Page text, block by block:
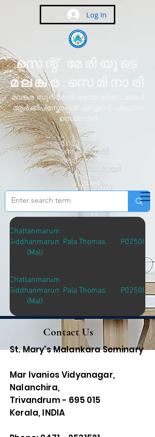
Log In
സെന്റ് മേരിയുടെ
മലങ്കര സെമിനാരി
മലങ്കര സുറിയാനി കത്തോലിക്കാ മേജർ
ആർക്കിപിസ്കോപ്പൽ ചർച്ചിന്റെ പ്രധാന
സെമിനാരി
റോമിലെ
പൊന്തിഫിക്കൽ
അർബൻ
യൂണിവേഴ്സിറ്റിയുമായി
അഫിലിയേറ്റ്
ചെയ്തിരിക്കുന്നു
Chattanmarum
Siddhanmarum
(Mal)
Pala Thomas P02500
Chattanmarum
Siddhanmarum
(Mal)
Pala Thomas P02500
Contact Us
St. Mary's Malankara Seminary
Mar Ivanios Vidyanagar,
Nalanchira,
Trivandrum - 695 015
Kerala, INDIA